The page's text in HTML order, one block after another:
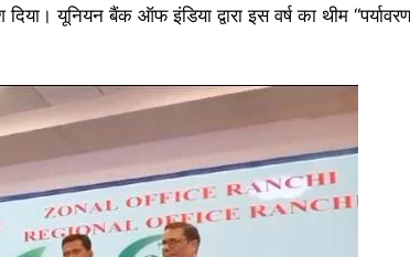
यूनियन बैंक ऑफ इंडिया द्वारा इस वर्ष का थीम